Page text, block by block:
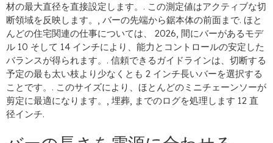
材の最大直径を直接設定します。. この測定値はアクティブな切
断領域を反映します。, バーの先端から鋸本体の前面まで. ほと
んどの住宅関連の仕事については、 2026, 間にバーがあるモデ
ル 10 そして 14 インチにより、能力とコントロールの安定した
バランスが得られます。. 信頼できるガイドラインは、切断する
予定の最も太い枝より少なくとも 2 インチ長いバーを選択する
ことです。. このサイズにより、ほとんどのミニチェーンソーが
剪定に最適になります。, 埋葬, までのログを処理します 12 直
径インチ.